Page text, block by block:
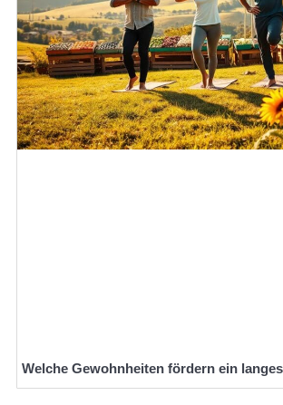
Welche Gewohnheiten fördern ein